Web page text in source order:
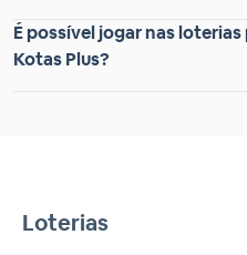
É possível jogar nas
Kotas Plus?
Loterias